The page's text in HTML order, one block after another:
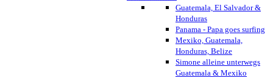
Guatemala, El Salvador &
Honduras
Panama - Papa goes surfing
Mexiko, Guatemala,
Honduras, Belize
Simone alleine unterwegs
Guatemala & Mexiko